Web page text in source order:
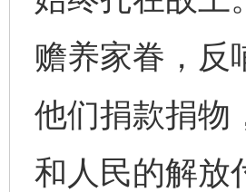
赡养家眷，反
他们捐款捐物
和人民的解放